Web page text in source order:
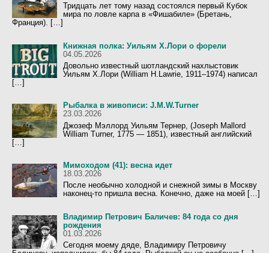
Тридцать лет тому назад состоялся первый Кубок
мира по ловле карпа в «Фишабиле» (Бретань,
Франция). […]
Книжная полка: Уильям Х.Лори о форели
04.05.2026
Довольно известный шотландский нахлыстовик
Уильям Х.Лори (William H.Lawrie, 1911–1974) написал
[…]
Рыбалка в живописи: J.M.W.Turner
23.03.2026
Джозеф Мэллорд Уильям Тернер, (Joseph Mallord
William Turner, 1775 — 1851), известный английский
[…]
Мимоходом (41): весна идет
18.03.2026
После необычно холодной и снежной зимы в Москву
наконец-то пришла весна. Конечно, даже на моей […]
Владимир Петрович Баличев: 84 года со дня
рождения
01.03.2026
Сегодня моему дяде, Владимиру Петровичу